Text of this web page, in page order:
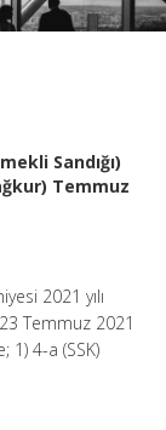
Sandığı)
Temmuz
2021 yılı
Temmuz 2021
1) 4-a (SSK)